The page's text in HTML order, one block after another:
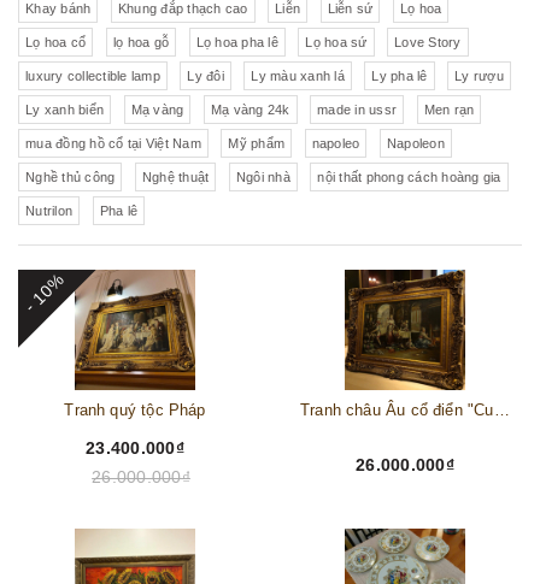
Khay bánh Khung đắp thạch cao Liễn Liễn sứ Lọ hoa
Lọ hoa cổ lọ hoa gỗ Lọ hoa pha lê Lọ hoa sứ Love Story
luxury collectible lamp Ly đôi Ly màu xanh lá Ly pha lê Ly rượu
Ly xanh biển Mạ vàng Mạ vàng 24k made in ussr Men rạn
mua đồng hồ cổ tại Việt Nam Mỹ phẩm napoleo Napoleon
Nghề thủ công Nghệ thuật Ngôi nhà nội thất phong cách hoàng gia
Nutrilon Pha lê
- 10%
Tranh quý tộc Pháp
23.400.000₫
26.000.000₫
Tranh châu Âu cổ điển "Cuộc sống lao động"
26.000.000₫